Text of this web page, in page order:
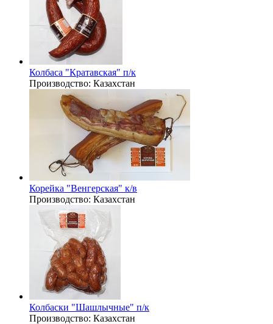
Колбаса "Кратавская" п/к
Производство: Казахстан
Корейка "Венгерская" к/в
Производство: Казахстан
Колбаски "Шашлычные" п/к
Производство: Казахстан